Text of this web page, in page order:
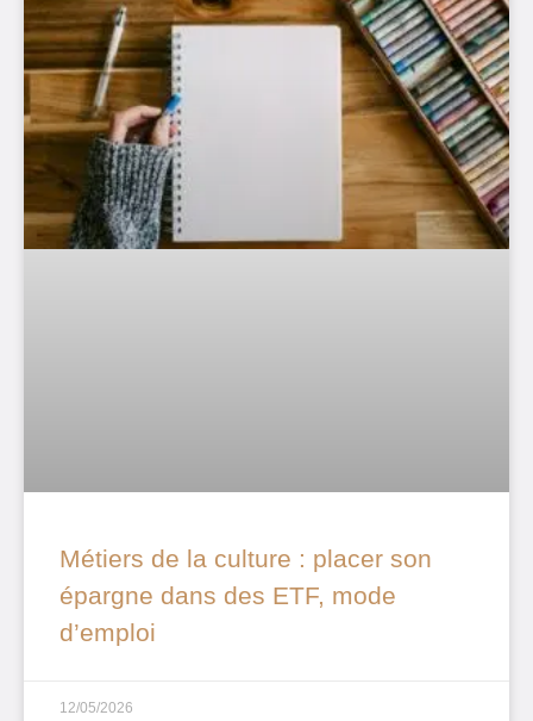
Métiers de la culture : placer son
épargne dans des ETF, mode
d’emploi
12/05/2026